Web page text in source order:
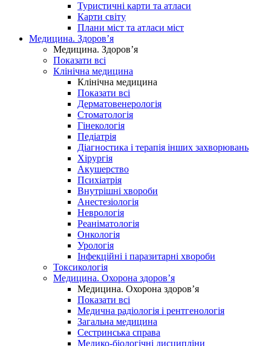
Туристичні карти та атласи
Карти світу
Плани міст та атласи міст
Медицина. Здоров’я
Медицина. Здоров’я
Показати всі
Клінічна медицина
Клінічна медицина
Показати всі
Дерматовенерологія
Стоматологія
Гінекологія
Педіатрія
Діагностика і терапія інших захворювань
Хірургія
Акушерство
Психіатрія
Внутрішні хвороби
Анестезіологія
Неврологія
Реаніматологія
Онкологія
Урологія
Інфекційні і паразитарні хвороби
Токсикологія
Медицина. Охорона здоров’я
Медицина. Охорона здоров’я
Показати всі
Медична радіологія і рентгенологія
Загальна медицина
Сестринська справа
Медико-біологічні дисципліни